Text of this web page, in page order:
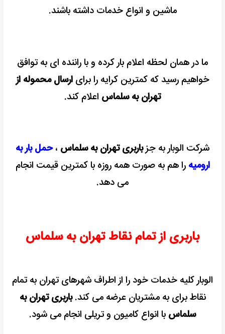
ماشین و انواع خدمات داشته باشند.
ما در همان لحظه اعلام بار کرده و با راننده ای به توافق
خواهیم رسید که کمترین کرایه را برایارسال محموله از
تهران به سلماس اعلام کند.
شرکت الوبار به جزباربری تهران به سلماس ،حمل بار به
ارومیه را هم به صورت همه روزه با کمترین قیمت انجام
می دهد.
باربری از تمام نقاط تهران به سلماس
الوبار کلیه خدمات خود را از اطراف شهرهای تهران به تمام
نقاط برای به مشتریان عرضه می کند.باربری تهران به
سلماس با انواع کامیون و تریلی انجام می شود.